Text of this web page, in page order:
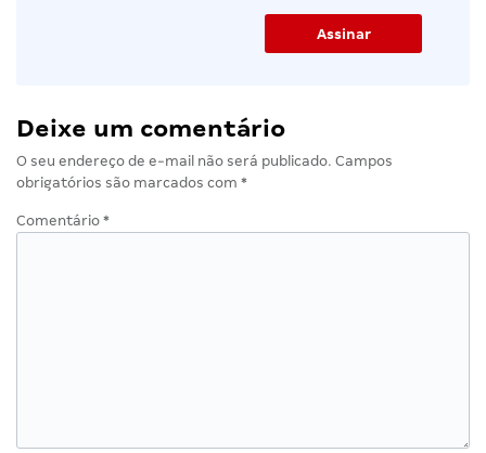
Deixe um comentário
O seu endereço de e-mail não será publicado. Campos
obrigatórios são marcados com *
Comentário *